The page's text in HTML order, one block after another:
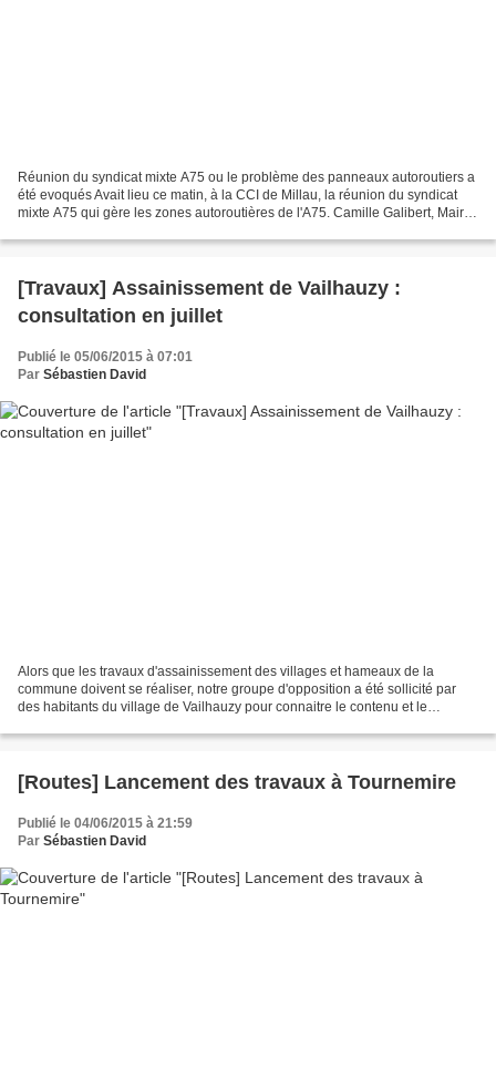
Réunion du syndicat mixte A75 ou le problème des panneaux autoroutiers a
été evoqués Avait lieu ce matin, à la CCI de Millau, la réunion du syndicat
mixte A75 qui gère les zones autoroutières de l'A75. Camille Galibert, Maire
[Travaux] Assainissement de Vailhauzy :
consultation en juillet
Publié le 05/06/2015 à 07:01
Par Sébastien David
Alors que les travaux d'assainissement des villages et hameaux de la
commune doivent se réaliser, notre groupe d'opposition a été sollicité par
des habitants du village de Vailhauzy pour connaitre le contenu et le
[Routes] Lancement des travaux à Tournemire
Publié le 04/06/2015 à 21:59
Par Sébastien David